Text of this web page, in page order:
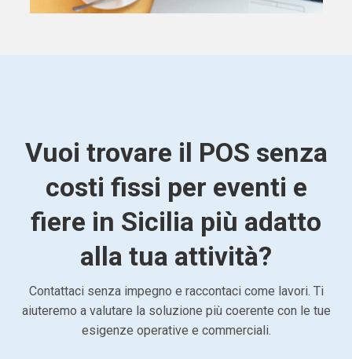
Vuoi trovare il POS senza
costi fissi per eventi e
fiere in Sicilia più adatto
alla tua attività?
Contattaci senza impegno e raccontaci come lavori. Ti
aiuteremo a valutare la soluzione più coerente con le tue
esigenze operative e commerciali.